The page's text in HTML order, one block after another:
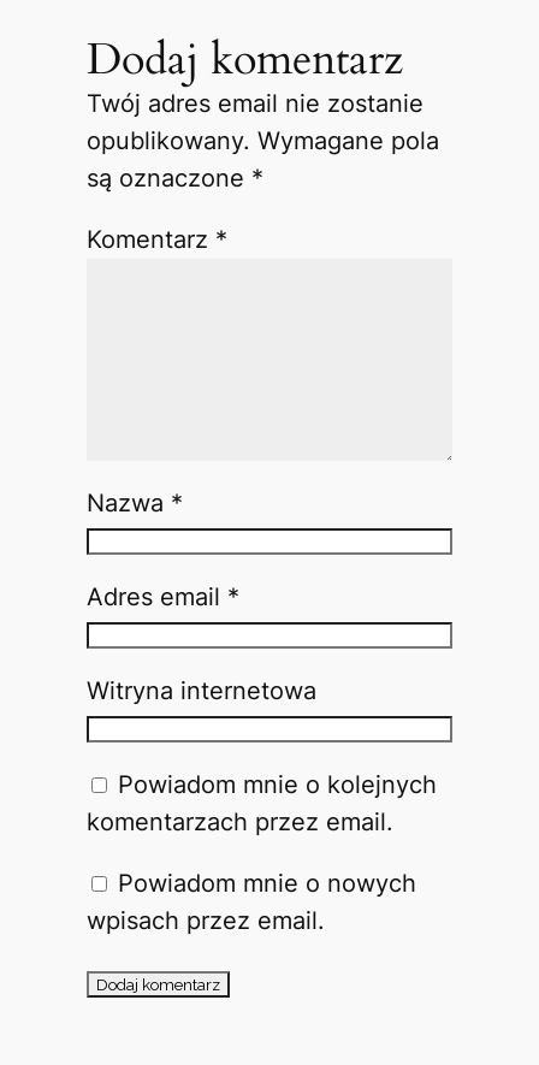
Dodaj komentarz
Twój adres email nie zostanie
opublikowany. Wymagane pola
są oznaczone *
Komentarz *
Nazwa *
Adres email *
Witryna internetowa
Powiadom mnie o kolejnych
komentarzach przez email.
Powiadom mnie o nowych
wpisach przez email.